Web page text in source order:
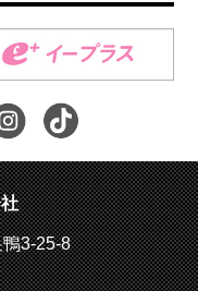
3-25-8